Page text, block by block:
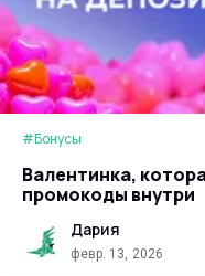
#Бонусы
Валентинка,
промокоды внутри
Дария
февр. 13, 2026